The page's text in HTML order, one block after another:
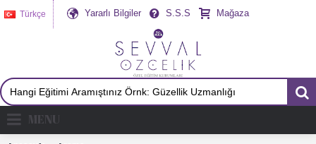
Türkçe Yararlı Bilgiler S.S.S Mağaza
MENU